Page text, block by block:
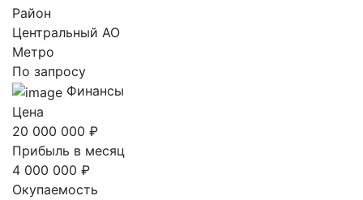
Район
Центральный AO
Метро
По запросу
Финансы
Цена
20 000 000 ₽
Прибыль в месяц
4 000 000 ₽
Окупаемость